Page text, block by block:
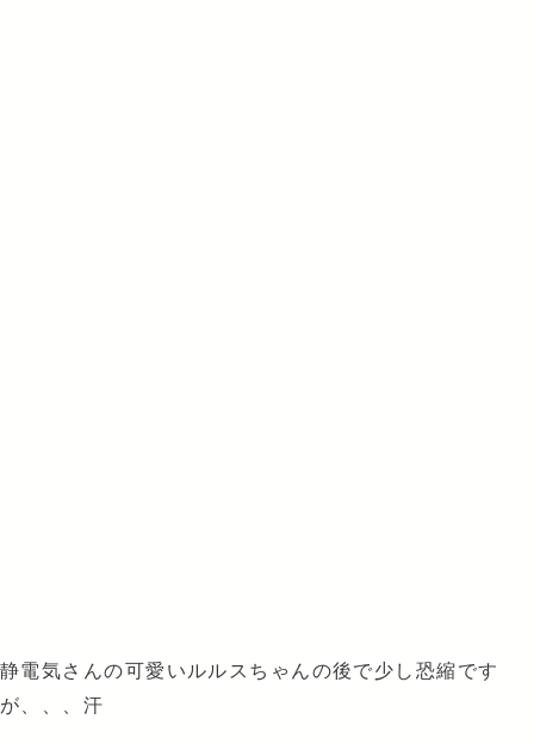
静電気さんの可愛いルルスちゃんの後で少し恐縮です
が、、、汗